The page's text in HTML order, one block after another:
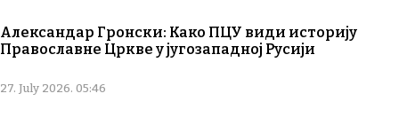
Александар Гронски: Како ПЦУ види историју
Православне Цркве у југозападној Русији
27. July 2026. 05:46